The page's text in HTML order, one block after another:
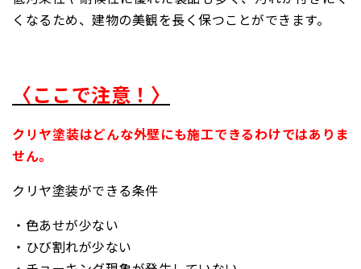
くなるため、建物の美観を長く保つことができます。
〈ここで注意！〉
クリヤ塗装はどんな外壁にも施工できるわけではありま
せん。
クリヤ塗装ができる条件
・色あせが少ない
・ひび割れが少ない